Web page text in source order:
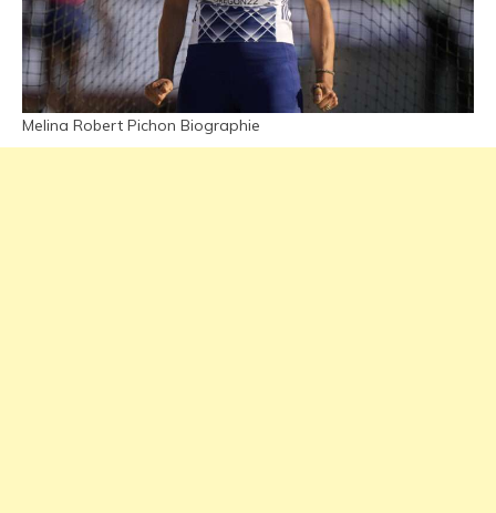
Melina Robert Pichon Biographie